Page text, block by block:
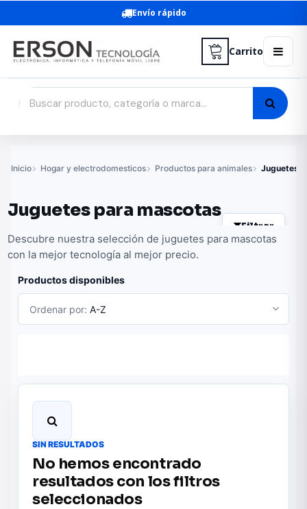
Envío rápido
Carrito
Inicio Hogar y electrodomesticos Productos para animales Juguetes
Juguetes para mascotas
Filtrar
Descubre nuestra selección de juguetes para mascotas
con la mejor tecnología al mejor precio.
Productos disponibles
Ordenar por: A-Z
SIN RESULTADOS
No hemos encontrado
resultados con los filtros
seleccionados